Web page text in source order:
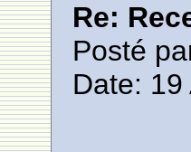
Re:
Posté
Date: